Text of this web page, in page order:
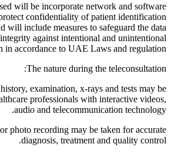
will be incorporate network and software
confidentiality of patient identification
will include measures to safeguard the data
against intentional and unintentional
in accordance to UAE Laws and regulation.
The nature during the teleconsultation:
examination, x-rays and tests may be
professionals with interactive videos,
audio and telecommunication technology.
photo recording may be taken for accurate
diagnosis, treatment and quality control.